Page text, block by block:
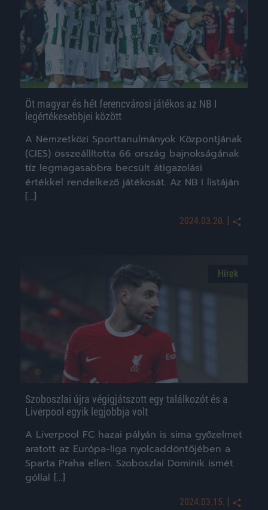
Öt magyar és hét ferencvárosi játékos az NB I
legértékesebbjei között
A Nemzetközi Sporttanulmányok Központjának
(CIES) összeállította 66 ország bajnokságának
tíz legmagasabbra becsült átigazolási
értékkel rendelkező játékosát. Az NB I listáján
[…]
2024.03.20. |
Hírek
Szoboszlai újra végigjátszott egy találkozót és a
Liverpool egyik legjobbja volt
A Liverpool FC hazai pályán is sima győzelmet
aratott az Európa-liga nyolcaddöntőjében a
Sparta Praha ellen. Szoboszlai Dominik ismét
góllal […]
2024.03.15. |